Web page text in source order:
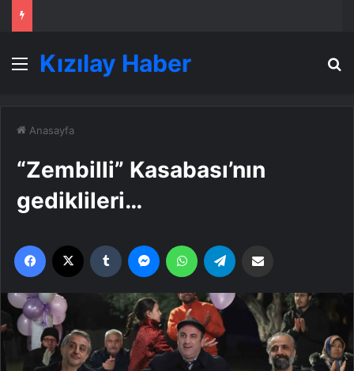
Menü
Kızılay Haber
Anasayfa
“Zembilli” Kasabası’nın
gediklileri…
Facebook Tumblr MessengerWhatsApp